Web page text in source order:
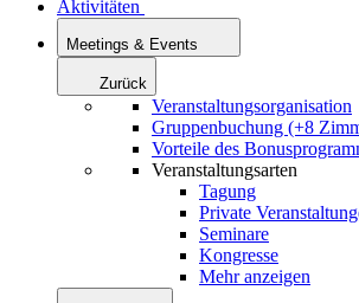
Aktivitäten
Meetings & Events
Zurück
Veranstaltungsorganisation
Gruppenbuchung (+8
Vorteile des
Veranstaltungsarten
Tagung
Private
Seminare
Kongresse
Mehr anzeigen